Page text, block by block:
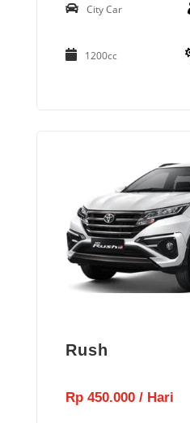
City Car
1200cc
Rush
Rp 450.000 / Hari